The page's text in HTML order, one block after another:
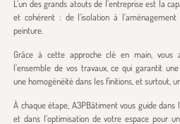
L’un des grands atouts de l’entreprise est la
et cohérent : de l’isolation à l’aménagement
peinture.
Grâce à cette approche clé en main, vous
l’ensemble de vos travaux, ce qui garantit
une homogénéité dans les finitions, et surtout,
À chaque étape, A3PBâtiment vous guide
et dans l’optimisation de votre espace pour